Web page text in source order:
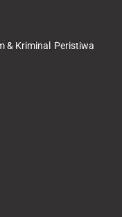
& Kriminal
Peristiwa